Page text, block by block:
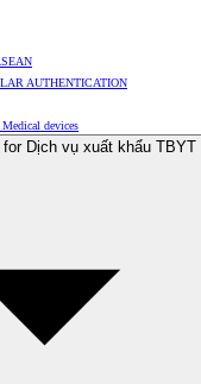
AUTHENTICATION
devices
Dịch vụ xuất khẩu TBYT